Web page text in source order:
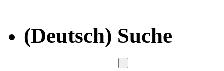
(Deutsch) Suche